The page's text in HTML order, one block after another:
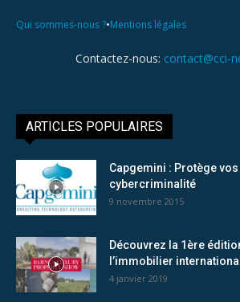
Qui sommes-nous ?•Mentions légales
Contactez-nous: contact@cci-
ARTICLES POPULAIRES
Capgemini : Protège
cybercriminalité
9 novembre 2015
Découvrez la 1ère
l’immobilier
4 janvier 2019